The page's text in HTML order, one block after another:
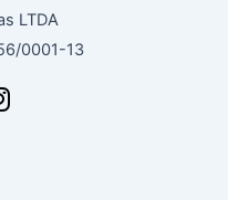
LTDA
0001-13